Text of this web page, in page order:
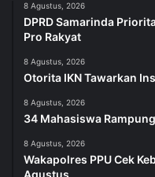
8 Agustus, 2026
DPRD Samarinda
Pro Rakyat
8 Agustus, 2026
Otorita IKN Tawarkan
8 Agustus, 2026
34 Mahasiswa
8 Agustus, 2026
Wakapolres PPU Cek